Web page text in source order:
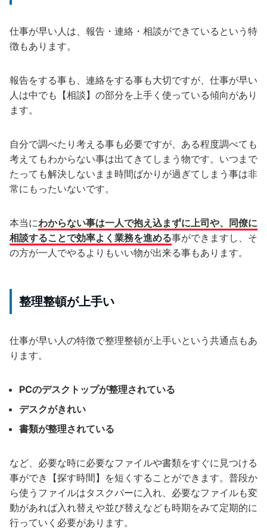
仕事が早い人は、報告・連絡・相談ができているという特
徴もあります。
報告をする事も、連絡をする事も大切ですが、仕事が早い
人は中でも【相談】の部分を上手く使っている傾向があり
ます。
自分で調べたり考える事も必要ですが、ある程度調べても
考えてもわからない事は出てきてしまう物です。いつまで
たっても解決しないまま時間ばかりが過ぎてしまう事は非
常にもったいないです。
本当にわからない事は一人で抱え込まずに上司や、同僚に
相談することで効率よく業務を進める事ができますし、そ
の方が一人でやるよりもいい物が出来る事もあります。
整理整頓が上手い
仕事が早い人の特徴で整理整頓が上手いという共通点もあ
ります。
PCのデスクトップが整理されている
デスクがきれい
書類が整理されている
など、必要な時に必要なファイルや書類をすぐに見つける
事ができ【探す時間】を短くすることができます。普段か
ら使うファイルはタスクバーに入れ、必要なファイルも変
動があれば入れ替えや並び替えなども時期をみて定期的に
行っていく必要があります。